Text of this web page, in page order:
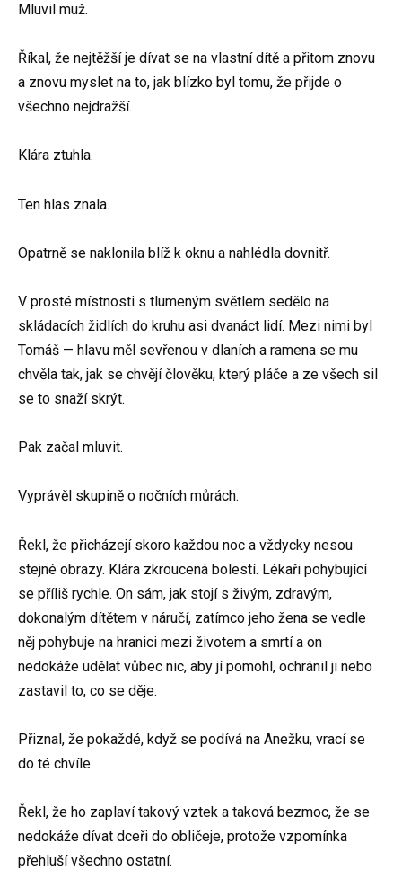
Mluvil muž.
Říkal, že nejtěžší je dívat se na vlastní dítě a přitom znovu
a znovu myslet na to, jak blízko byl tomu, že přijde o
všechno nejdražší.
Klára ztuhla.
Ten hlas znala.
Opatrně se naklonila blíž k oknu a nahlédla dovnitř.
V prosté místnosti s tlumeným světlem sedělo na
skládacích židlích do kruhu asi dvanáct lidí. Mezi nimi byl
Tomáš — hlavu měl sevřenou v dlaních a ramena se mu
chvěla tak, jak se chvějí člověku, který pláče a ze všech sil
se to snaží skrýt.
Pak začal mluvit.
Vyprávěl skupině o nočních můrách.
Řekl, že přicházejí skoro každou noc a vždycky nesou
stejné obrazy. Klára zkroucená bolestí. Lékaři pohybující
se příliš rychle. On sám, jak stojí s živým, zdravým,
dokonalým dítětem v náručí, zatímco jeho žena se vedle
něj pohybuje na hranici mezi životem a smrtí a on
nedokáže udělat vůbec nic, aby jí pomohl, ochránil ji nebo
zastavil to, co se děje.
Přiznal, že pokaždé, když se podívá na Anežku, vrací se
do té chvíle.
Řekl, že ho zaplaví takový vztek a taková bezmoc, že se
nedokáže dívat dceři do obličeje, protože vzpomínka
přehluší všechno ostatní.